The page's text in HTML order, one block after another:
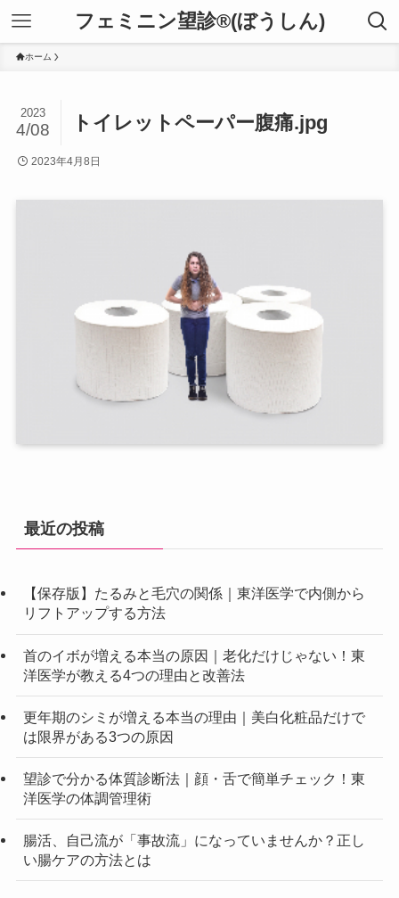
フェミニン望診®(ぼうしん)
ホーム
トイレットペーパー腹痛.jpg
2023
4/08
2023年4月8日
最近の投稿
【保存版】たるみと毛穴の関係｜東洋医学で内側から
リフトアップする方法
首のイボが増える本当の原因｜老化だけじゃない！東
洋医学が教える4つの理由と改善法
更年期のシミが増える本当の理由｜美白化粧品だけで
は限界がある3つの原因
望診で分かる体質診断法｜顔・舌で簡単チェック！東
洋医学の体調管理術
腸活、自己流が「事故流」になっていませんか？正し
い腸ケアの方法とは